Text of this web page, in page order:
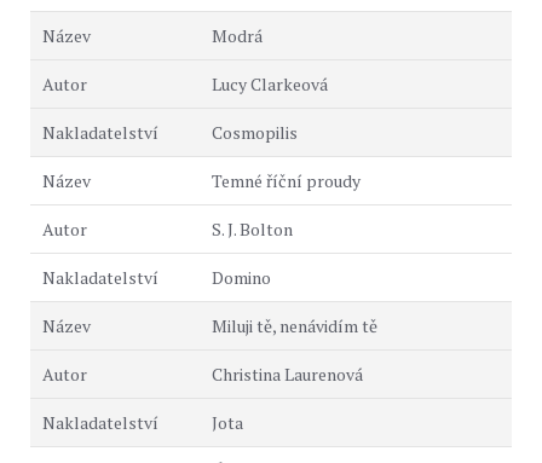
Modrá
Lucy Clarkeová
Cosmopilis
Temné říční proudy
S. J. Bolton
Domino
Miluji tě, nenávidím tě
Christina Laurenová
Jota